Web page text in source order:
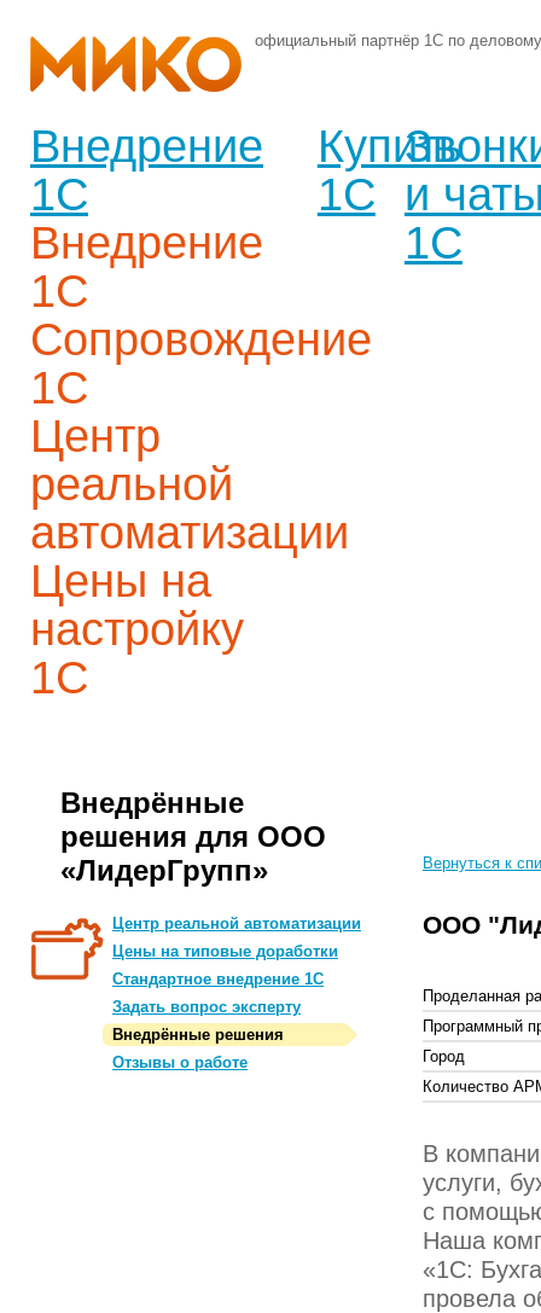
официальный партнёр 1С по
Внедрение
1С
Внедрение
1С
Сопровождение
1С
Центр
реальной
автоматизации
Цены на
настройку
1С
Купить
1С
и
1С
Внедрённые
решения для ООО
«ЛидерГрупп»
Центр реальной автоматизации
Цены на типовые доработки
Стандартное внедрение 1С
Задать вопрос эксперту
Внедрённые решения
Отзывы о работе
Вернуться к
ООО
Проделанная
Программный
Город
Количество
В
услуги,
с
Наша
«1С:
провела